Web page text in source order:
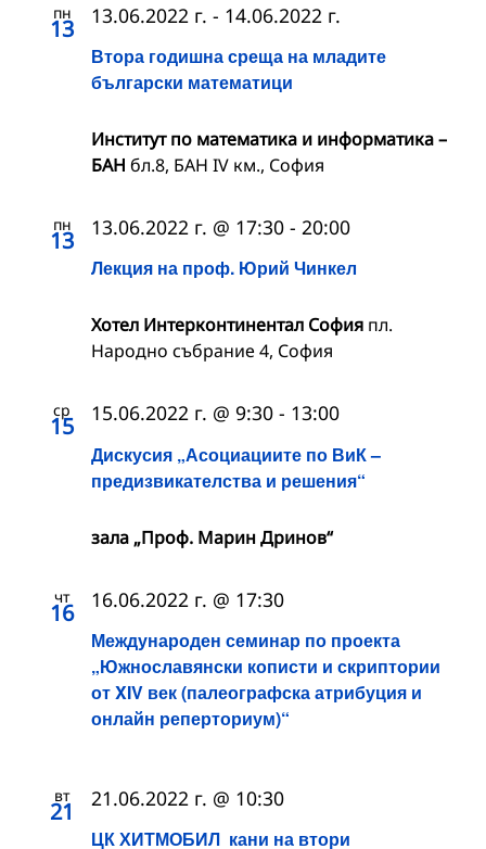
пн
13
Втора годишна среща на младите
български математици
13.06.2022 г. - 14.06.2022 г.
Институт по математика и информатика –
БАН бл.8, БАН IV км., София
пн
13
Лекция на проф. Юрий Чинкел
13.06.2022 г. @ 17:30 - 20:00
Хотел Интерконтинентал София пл.
Народно събрание 4, София
ср
15
Дискусия „Асоциациите по ВиК –
предизвикателства и решения“
15.06.2022 г. @ 9:30 - 13:00
зала „Проф. Марин Дринов“
чт
16
Международен семинар по проекта
„Южнославянски кописти и скриптории
от XIV век (палеографска атрибуция и
онлайн реперториум)“
16.06.2022 г. @ 17:30
вт
21
ЦК ХИТМОБИЛ кани на втори
21.06.2022 г. @ 10:30